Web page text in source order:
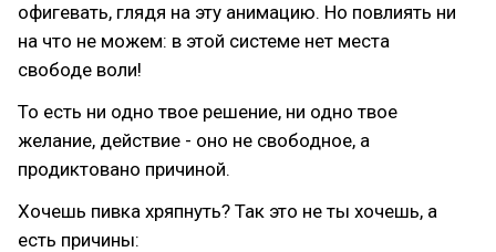
офигевать, глядя на эту анимацию. Но повлиять ни
на что не можем: в этой системе нет места
свободе воли!
То есть ни одно твое решение, ни одно твое
желание, действие - оно не свободное, а
продиктовано причиной.
Хочешь пивка хряпнуть? Так это не ты хочешь, а
есть причины: